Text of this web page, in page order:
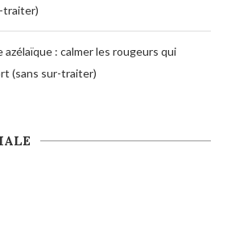
traiter)
azélaïque : calmer les rougeurs qui
(sans sur-traiter)